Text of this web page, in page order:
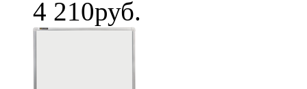
4 210руб.